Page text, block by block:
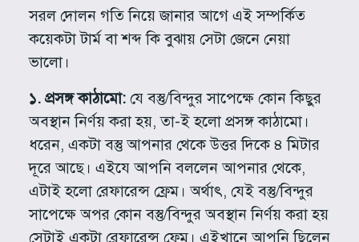
সরল দোলন গতি নিয়ে জানার আগে এই সম্পর্কিত
কয়েকটা টার্ম বা শব্দ কি বুঝায় সেটা জেনে নেয়া
ভালো।
১. প্রসঙ্গ কাঠামো:যে বস্তু/বিন্দুর সাপেক্ষে কোন কিছুর
অবস্থান নির্ণয় করা হয়, তা-ই হলো প্রসঙ্গ কাঠামো।
ধরেন, একটা বস্তু আপনার থেকে উত্তর দিকে ৪ মিটার
দূরে আছে। এইযে আপনি বললেন আপনার থেকে,
এটাই হলো রেফারেন্স ফ্রেম। অর্থাৎ, যেই বস্তু/বিন্দুর
সাপেক্ষে অপর কোন বস্তু/বিন্দুর অবস্থান নির্ণয় করা হয়
সেটাই একটা রেফারেন্স ফ্রেম। এইখানে আপনি ছিলেন